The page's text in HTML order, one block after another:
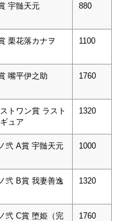
宇髄天元
880
栗花落カナヲ
1100
嘴平伊之助
1760
トワン賞 ラスト
ュア
1320
弐 A賞 宇髄天元
1000
弐 B賞 我妻善逸
1320
弐 C賞 堕姫（完
1760